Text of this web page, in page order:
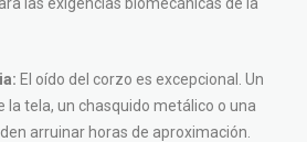
El oído del corzo es excepcional. Un
la tela, un chasquido metálico o una
arruinar horas de aproximación.